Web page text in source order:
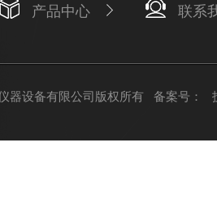
产品中心 联系
器设备有限公司版权所有 备案号：